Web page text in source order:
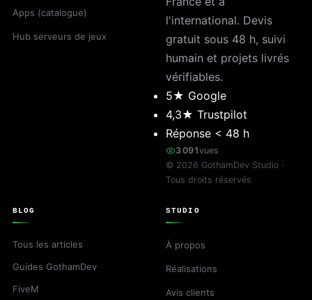
Apps (catalogue)
Hub serveurs de jeux
BLOG
Tous les articles
Guides GothamDev
FiveM
STUDIO
À propos
Réalisations
Avis clients
l'international. Devis
gratuit sous 48 h, suivi
humain et projets livrés
vérifiables.
5★ Google
4,3★ Trustpilot
Réponse < 48 h
3 091vues
© 2026 GothamDev Studio ·
Tous droits réservés